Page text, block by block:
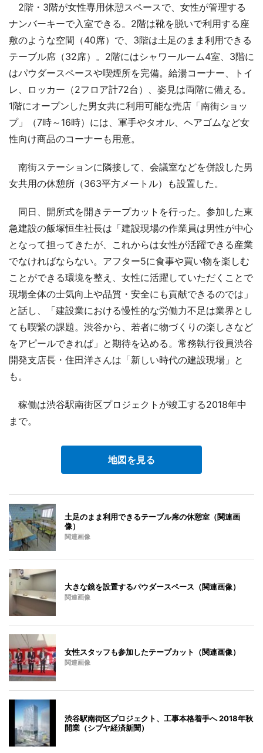
2階・3階が女性専用休憩スペースで、女性が管理する
ナンバーキーで入室できる。2階は靴を脱いで利用する座
敷のような空間（40席）で、3階は土足のまま利用できる
テーブル席（32席）。2階にはシャワールーム4室、3階に
はパウダースペースや喫煙所を完備。給湯コーナー、トイ
レ、ロッカー（2フロア計72台）、姿見は両階に備える。
1階にオープンした男女共に利用可能な売店「南街ショッ
プ」（7時～16時）には、軍手やタオル、ヘアゴムなど女
性向け商品のコーナーも用意。
南街ステーションに隣接して、会議室などを併設した男
女共用の休憩所（363平方メートル）も設置した。
同日、開所式を開きテープカットを行った。参加した東
急建設の飯塚恒生社長は「建設現場の作業員は男性が中心
となって担ってきたが、これからは女性が活躍できる産業
でなければならない。アフター5に食事や買い物を楽しむ
ことができる環境を整え、女性に活躍していただくことで
現場全体の士気向上や品質・安全にも貢献できるのでは」
と話し、「建設業における慢性的な労働力不足は業界とし
ても喫緊の課題。渋谷から、若者に物づくりの楽しさなど
をアピールできれば」と期待を込める。常務執行役員渋谷
開発支店長・住田洋さんは「新しい時代の建設現場」と
も。
稼働は渋谷駅南街区プロジェクトが竣工する2018年中
まで。
地図を見る
土足のまま利用できるテーブル席の休憩室（関連画
像）
関連画像
大きな鏡を設置するパウダースペース（関連画像）
関連画像
女性スタッフも参加したテープカット（関連画像）
関連画像
渋谷駅南街区プロジェクト、工事本格着手へ 2018年秋
開業（シブヤ経済新聞）